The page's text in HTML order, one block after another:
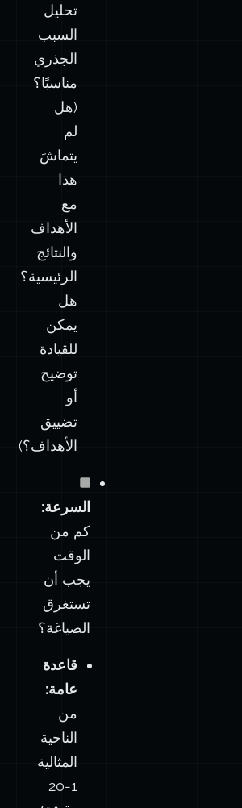
تحليل
السبب
الجذري
مناسبًا؟
(هل
لم
يتماشَ
هذا
مع
الأهداف
والنتائج
الرئيسية؟
هل
يمكن
للقيادة
توضيح
أو
تضييق
الأهداف؟)
السرعة:
كم من
الوقت
يجب أن
تستغرق
الصياغة؟
قاعدة
عامة:
من
الناحية
المثالية
1-20